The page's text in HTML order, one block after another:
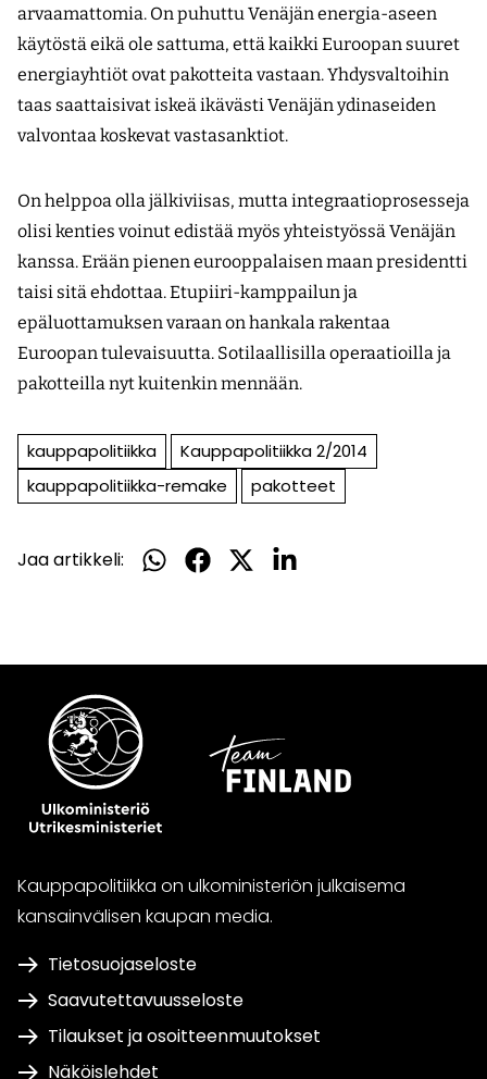
arvaamattomia. On puhuttu Venäjän energia-aseen
käytöstä eikä ole sattuma, että kaikki Euroopan suuret
energiayhtiöt ovat pakotteita vastaan. Yhdysvaltoihin
taas saattaisivat iskeä ikävästi Venäjän ydinaseiden
valvontaa koskevat vastasanktiot.
On helppoa olla jälkiviisas, mutta integraatioprosesseja
olisi kenties voinut edistää myös yhteistyössä Venäjän
kanssa. Erään pienen eurooppalaisen maan presidentti
taisi sitä ehdottaa. Etupiiri-kamppailun ja
epäluottamuksen varaan on hankala rakentaa
Euroopan tulevaisuutta. Sotilaallisilla operaatioilla ja
pakotteilla nyt kuitenkin mennään.
kauppapolitiikka
Kauppapolitiikka 2/2014
kauppapolitiikka-remake
pakotteet
Jaa artikkeli:
Jaa
Jaa
Jaa
Jaa
Kauppapolitiikka on ulkoministeriön julkaisema
kansainvälisen kaupan media.
Tietosuojaseloste
Saavutettavuusseloste
Tilaukset ja osoitteenmuutokset
Näköislehdet